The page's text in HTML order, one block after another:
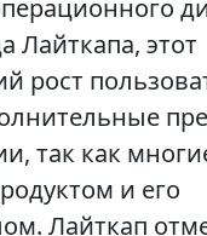
Лайткапа, этот
рост
так как
и его
Лайткап